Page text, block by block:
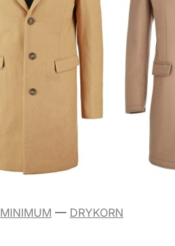
MINIMUM — DRYKORN